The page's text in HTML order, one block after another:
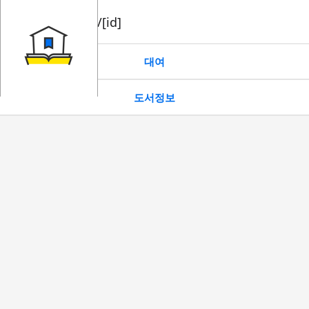
book/rent/[id]
대여
도서정보